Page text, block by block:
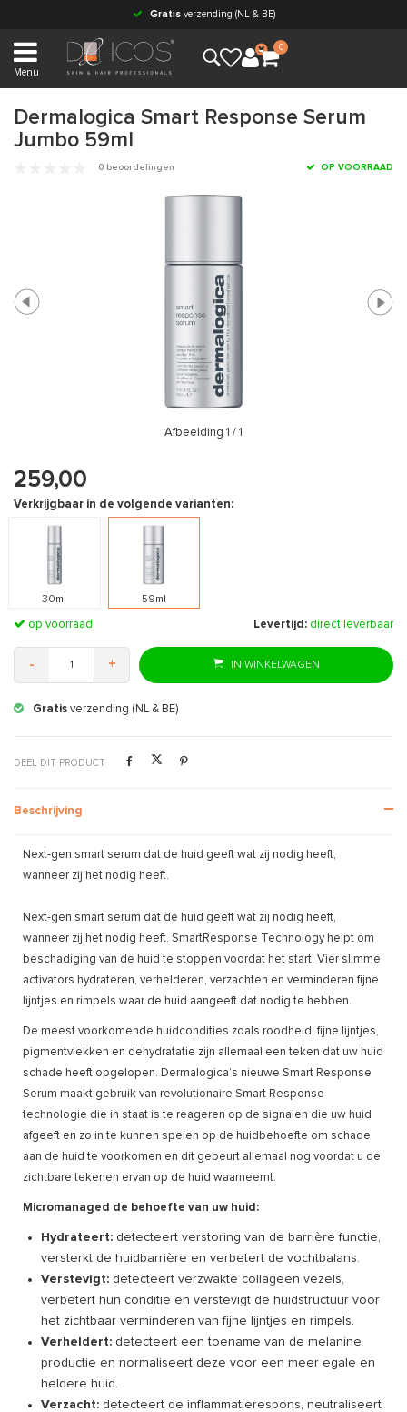
Gratisverzending (NL & BE)
Menu
0
Dermalogica Smart Response Serum
Jumbo 59ml
0 beoordelingen OP VOORRAAD
Afbeelding 1 / 1
259,00
Verkrijgbaar in de volgende varianten:
30ml 59ml
op voorraad Levertijd: direct leverbaar
- + IN WINKELWAGEN
Gratis verzending (NL & BE)
DEEL DIT PRODUCT
Beschrijving
Next-gen smart serum dat de huid geeft wat zij nodig heeft,
wanneer zij het nodig heeft.
Next-gen smart serum dat de huid geeft wat zij nodig heeft,
wanneer zij het nodig heeft. SmartResponse Technology helpt om
beschadiging van de huid te stoppen voordat het start. Vier slimme
activators hydrateren, verhelderen, verzachten en verminderen fijne
lijntjes en rimpels waar de huid aangeeft dat nodig te hebben.
De meest voorkomende huidcondities zoals roodheid, fijne lijntjes,
pigmentvlekken en dehydratatie zijn allemaal een teken dat uw huid
schade heeft opgelopen. Dermalogica’s nieuwe Smart Response
Serum maakt gebruik van revolutionaire Smart Response
technologie die in staat is te reageren op de signalen die uw huid
afgeeft en zo in te kunnen spelen op de huidbehoefte om schade
aan de huid te voorkomen en dit gebeurt allemaal nog voordat u de
zichtbare tekenen ervan op de huid waarneemt.
Micromanaged de behoefte van uw huid:
Hydrateert: detecteert verstoring van de barrière functie,
versterkt de huidbarrière en verbetert de vochtbalans.
Verstevigt: detecteert verzwakte collageen vezels,
verbetert hun conditie en verstevigt de huidstructuur voor
het zichtbaar verminderen van fijne lijntjes en rimpels.
Verheldert: detecteert een toename van de melanine
productie en normaliseert deze voor een meer egale en
heldere huid.
Verzacht: detecteert de inflammatierespons, neutraliseert